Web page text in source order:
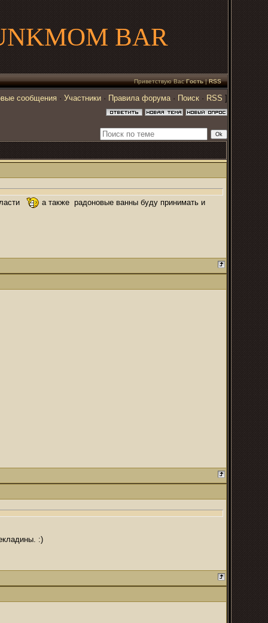
BAR
Приветствую Вас Гость|RSS
сообщения · Участники · Правила форума· Поиск · RSS ]
а также радоновые ванны буду принимать и
:)